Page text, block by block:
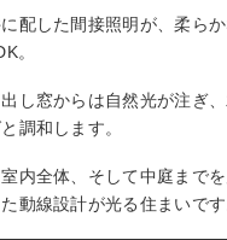
配した間接照明が、柔ら
。
し窓からは自然光が注ぎ
調和します。
内全体、そして中庭まで
動線設計が光る住まいです